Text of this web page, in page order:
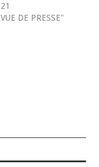
DE PRESSE"